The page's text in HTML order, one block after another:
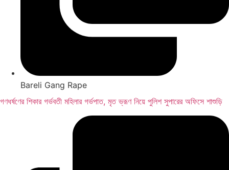
Bareli Gang Rape
গণধর্ষণের শিকার গর্ভবতী মহিলার গর্ভপাত, মৃত ভ্রূণ নিয়ে পুলিশ সুপারের অফিসে শাশুড়ি